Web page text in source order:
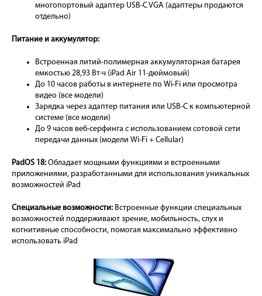
многопортовый адаптер USB-C VGA (адаптеры продаются
отдельно)
Питание и аккумулятор:
Встроенная литий-полимерная аккумуляторная батарея
емкостью 28,93 Вт·ч (iPad Air 11‑дюймовый)
До 10 часов работы в интернете по Wi-Fi или просмотра
видео (все модели)
Зарядка через адаптер питания или USB-C к компьютерной
системе (все модели)
До 9 часов веб-серфинга с использованием сотовой сети
передачи данных (модели Wi-Fi + Cellular)
PadOS 18: Обладает мощными функциями и встроенными
приложениями, разработанными для использования уникальных
возможностей iPad
Специальные возможности: Встроенные функции специальных
возможностей поддерживают зрение, мобильность, слух и
когнитивные способности, помогая максимально эффективно
использовать iPad